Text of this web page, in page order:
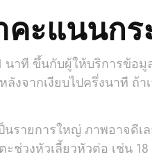
คะแนนก
าที ขึ้นกับผู้ให้บริการข้อ
งจากเงียบไปครึ่งนาที ถ้
รายการใหญ่ ภาพอาจดีเ
วงหัวเลี้ยวหัวต่อ เช่น 18